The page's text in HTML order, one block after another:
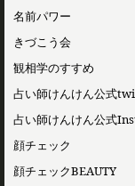
名前パワー
きづこう会
観相学のすすめ
占い師けんけん公式
占い師けんけん公式
顔チェック
顔チェックBEAUTY